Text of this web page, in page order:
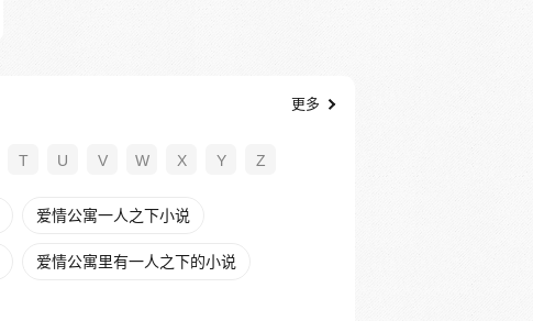
更多
T U V W X Y Z
爱情公寓一人之下小说
爱情公寓里有一人之下的小说